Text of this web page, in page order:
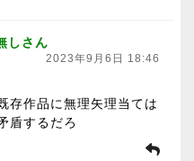
しさん
2023年9月6日 18:46
存作品に無理矢理当ては
盾するだろ